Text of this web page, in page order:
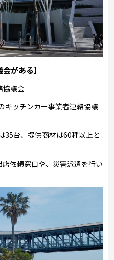
がある】
協議会
キッチンカー事業者連絡協議
35台、提供商材は60種以上と
依頼窓口や、災害派遣を行い